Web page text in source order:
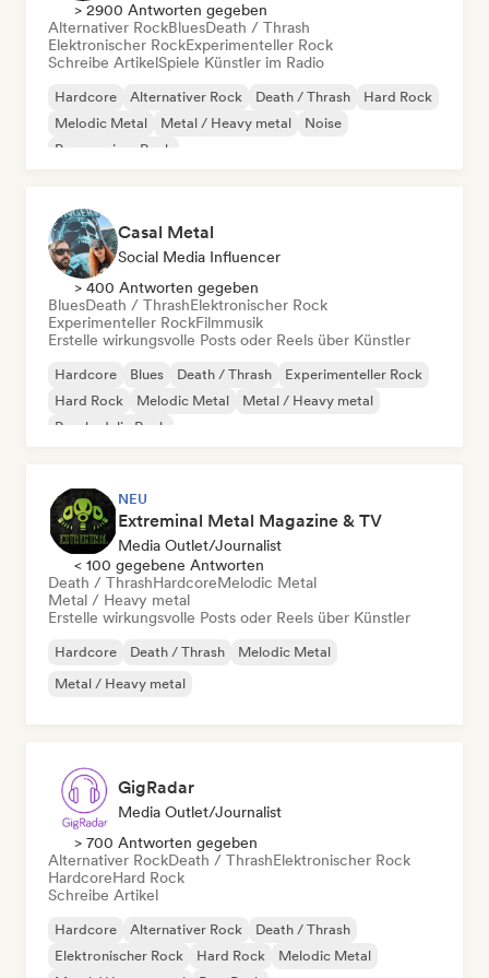
> 2900 Antworten gegeben
Alternativer RockBluesDeath / Thrash
Elektronischer RockExperimenteller Rock
Schreibe ArtikelSpiele Künstler im Radio
Hardcore Alternativer Rock Death / Thrash
Hard Rock
Melodic Metal
Metal / Heavy metal
Noise
Progressiver Rock
Casal Metal
Social Media Influencer
> 400 Antworten gegeben
BluesDeath / ThrashElektronischer Rock
Experimenteller RockFilmmusik
Erstelle wirkungsvolle Posts oder Reels über Künstler
Hardcore Blues Death / Thrash
Experimenteller Rock
Hard Rock
Melodic Metal
Metal / Heavy metal
Psychedelic Rock
NEU
Extreminal Metal Magazine & TV
Media Outlet/Journalist
< 100 gegebene Antworten
Death / ThrashHardcoreMelodic Metal
Metal / Heavy metal
Erstelle wirkungsvolle Posts oder Reels über Künstler
Hardcore Death / Thrash
Melodic Metal
Metal / Heavy metal
GigRadar
Media Outlet/Journalist
> 700 Antworten gegeben
Alternativer RockDeath / ThrashElektronischer Rock
HardcoreHard Rock
Schreibe Artikel
Hardcore Alternativer Rock
Death / Thrash
Elektronischer Rock
Hard Rock
Melodic Metal